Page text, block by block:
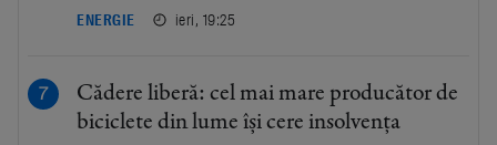
ENERGIE ieri, 19:25
Cădere liberă: cel mai mare producător de
biciclete din lume își cere insolvența